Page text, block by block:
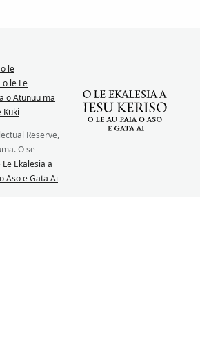
le
o le Le
o Atunuu ma
Kuki
Reserve,
O se
Le Ekalesia a
Aso e Gata Ai